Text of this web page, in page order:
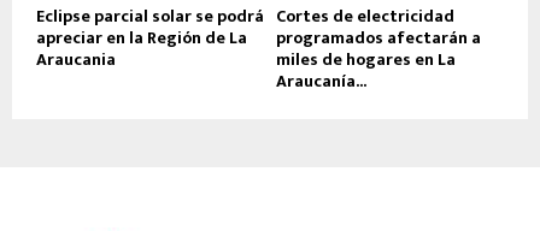
Eclipse parcial solar se podrá
apreciar en la Región de La
Araucania
Cortes de electricidad
programados afectarán a
miles de hogares en La
Araucanía...